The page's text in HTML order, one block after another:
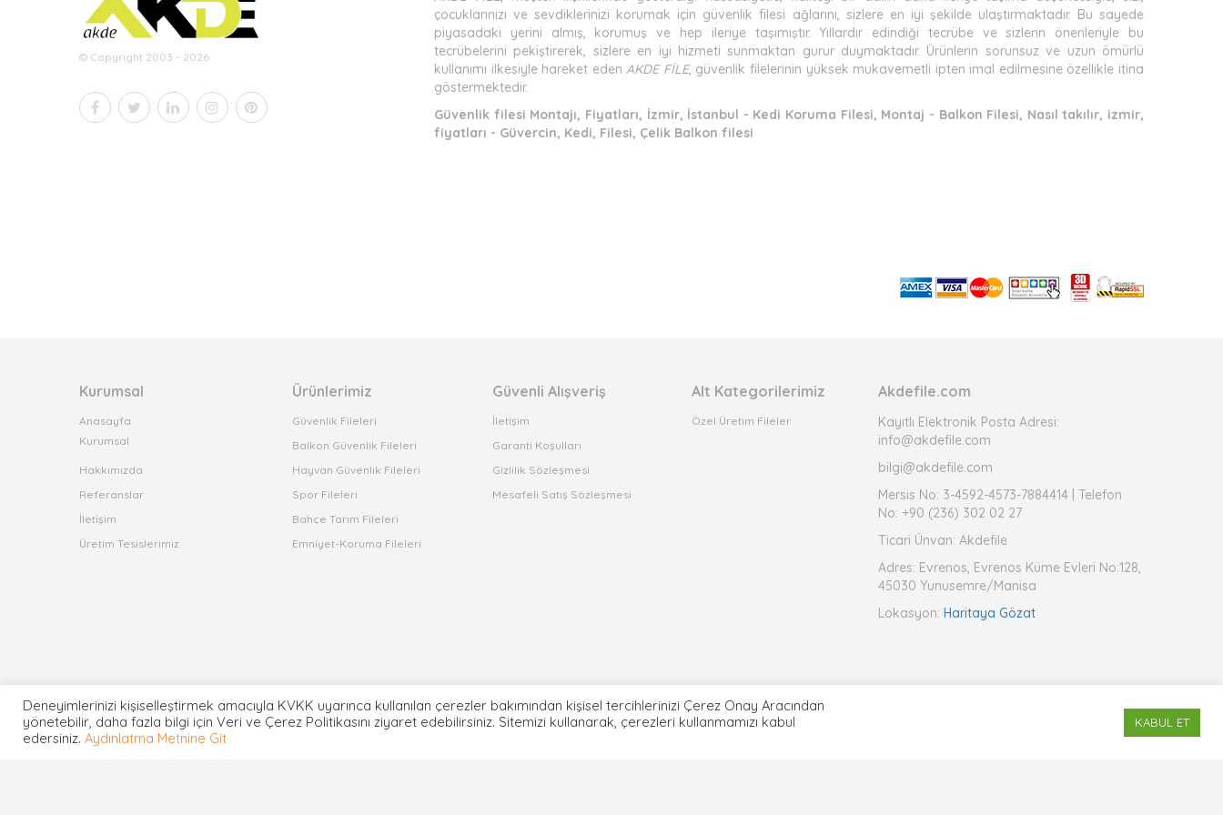
© Copyright 2003 - 2026
çocuklarınızı ve sevdiklerinizi korumak için güvenlik filesi ağlarını, sizlere en iyi şekilde ulaştırmaktadır. Bu sayede
piyasadaki yerini almış, korumuş ve hep ileriye taşımıştır. Yıllardır edindiği tecrübe ve sizlerin önerileriyle bu
tecrübelerini pekiştirerek, sizlere en iyi hizmeti sunmaktan gurur duymaktadır. Ürünlerin sorunsuz ve uzun ömürlü
kullanımı ilkesiyle hareket edenAKDE FİLE, güvenlik filelerinin yüksek mukavemetli ipten imal edilmesine özellikle itina
göstermektedir.
Güvenlik filesi Montajı, Fiyatları, İzmir, İstanbul - Kedi Koruma Filesi, Montaj - Balkon Filesi, Nasıl takılır, izmir,
fiyatları - Güvercin, Kedi, Filesi, Çelik Balkon filesi
Kurumsal
Anasayfa
Kurumsal
Hakkımızda
Referanslar
İletişim
Üretim Tesislerimiz
Ürünlerimiz
Güvenlik Fileleri
Balkon Güvenlik Fileleri
Hayvan Güvenlik Fileleri
Spor Fileleri
Bahçe Tarım Fileleri
Emniyet-Koruma Fileleri
Güvenli Alışveriş
İletişim
Garanti Koşulları
Gizlilik Sözleşmesi
Mesafeli Satış Sözleşmesi
Alt Kategorilerimiz
Özel Üretim Fileler
Akdefile.com
Kayıtlı Elektronik Posta Adresi:
info@akdefile.com
bilgi@akdefile.com
Mersis No: 3-4592-4573-7884414 | Telefon
No: +90 (236) 302 02 27
Ticari Ünvan: Akdefile
Adres: Evrenos, Evrenos Küme Evleri No:128,
45030 Yunusemre/Manisa
Lokasyon: Haritaya Gözat
Whatsapp İletişim
Deneyimlerinizi kişiselleştirmek amacıyla KVKK uyarınca kullanılan çerezler bakımından kişisel tercihlerinizi Çerez Onay Aracından
yönetebilir, daha fazla bilgi için Veri ve Çerez Politikasını ziyaret edebilirsiniz. Sitemizi kullanarak, çerezleri kullanmamızı kabul
edersiniz. Aydınlatma Metnine Git
KABUL ET